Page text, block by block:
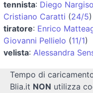
tennista: Diego Nargiso
Cristiano Caratti (24/5)
tiratore: Enrico
Giovanni Pellielo (11/1)
velista: Alessandra
Tempo di
Blia.it NON utilizza